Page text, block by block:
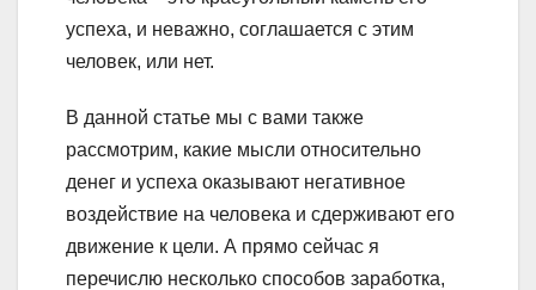
успеха, и неважно, соглашается с этим
человек, или нет.
В данной статье мы с вами также
рассмотрим, какие мысли относительно
денег и успеха оказывают негативное
воздействие на человека и сдерживают его
движение к цели. А прямо сейчас я
перечислю несколько способов заработка,